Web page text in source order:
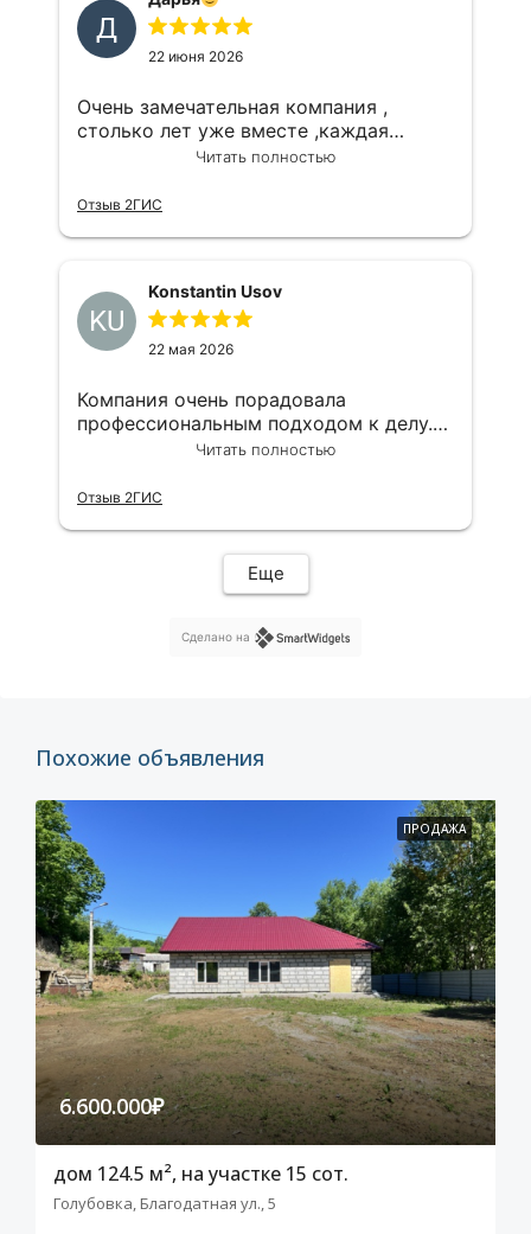
Д
22 июня 2026
Очень замечательная компания ,
столько лет уже вместе ,каждая
сделка на высшем уровне,грамотный
замечательная,огромное спасибо
Читать полностью
Отзыв 2ГИС
KU
Konstantin Usov
22 мая 2026
Компания очень порадовала
профессиональным подходом к делу.
Максим большой профессионал,буду
Читать полностью
Отзыв 2ГИС
Еще
Сделано на
Похожие объявления
ПРОДАЖА
6.600.000₽
дом 124.5 м², на участке 15 сот.
Голубовка, Благодатная ул., 5